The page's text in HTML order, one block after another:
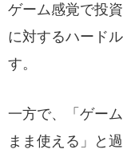
ゲーム感覚で投
に対するハード
す。
一方で、「ゲー
まま使える」と